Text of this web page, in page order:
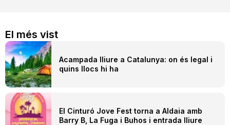
El més vist
Acampada lliure a Catalunya: on és legal i
quins llocs hi ha
El Cinturó Jove Fest torna a Aldaia amb
Barry B, La Fuga i Buhos i entrada lliure